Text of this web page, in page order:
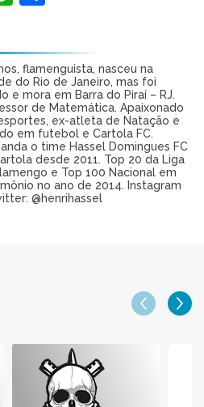
flamenguista, nasceu na
do Rio de Janeiro, mas foi
e mora em Barra do Piraí – RJ.
de Matemática. Apaixonado
ex-atleta de Natação e
em futebol e Cartola FC.
o time Hassel Domingues FC
desde 2011. Top 20 da Liga
e Top 100 Nacional em
no ano de 2014. Instagram
@henrihassel